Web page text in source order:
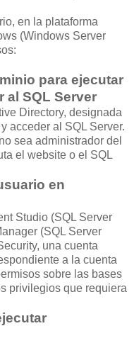
en la plataforma
(Windows Server
para ejecutar
al SQL Server
Directory, designada
acceder al SQL Server.
sea administrador del
el website o el SQL
en
Studio (SQL Server
(SQL Server
una cuenta
a la cuenta
sobre las bases
privilegios que requiera